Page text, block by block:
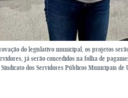
do legislativo municipal, os projetos
já serão concedidos na folha de
dos Servidores Públicos Municipais